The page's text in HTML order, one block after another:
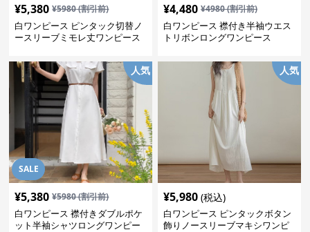
¥5,380 ¥5980(割引前)
白ワンピース ピンタック切替ノ
ースリーブミモレ丈ワンピース
¥4,480 ¥4980(割引前)
白ワンピース 襟付き半袖ウエス
トリボンロングワンピース
SALE
人気
¥5,380 ¥5980(割引前)
白ワンピース 襟付きダブルポケ
ット半袖シャツロングワンピー
人気
¥5,980 (税込)
白ワンピース ピンタックボタン
飾りノースリーブマキシワンピ